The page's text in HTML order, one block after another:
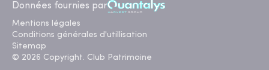
Données fournies par
Mentions légales
Conditions générales d'utillisation
Sitemap
© 2026 Copyright. Club Patrimoine